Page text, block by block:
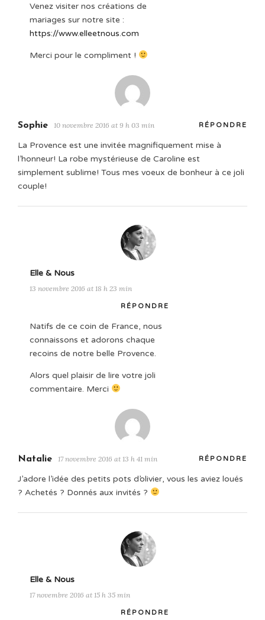
Venez visiter nos créations de
mariages sur notre site :
https://www.elleetnous.com
Merci pour le compliment !
Sophie 10 novembre 2016 at 9 h 03 min RÉPONDRE
La Provence est une invitée magnifiquement mise à
l’honneur! La robe mystérieuse de Caroline est
simplement sublime! Tous mes voeux de bonheur à ce joli
couple!
Elle & Nous
13 novembre 2016 at 18 h 23 min
RÉPONDRE
Natifs de ce coin de France, nous
connaissons et adorons chaque
recoins de notre belle Provence.
Alors quel plaisir de lire votre joli
commentaire. Merci
Natalie 17 novembre 2016 at 13 h 41 min RÉPONDRE
J’adore l’idée des petits pots d’olivier, vous les aviez loués
? Achetés ? Donnés aux invités ?
Elle & Nous
17 novembre 2016 at 15 h 35 min
RÉPONDRE